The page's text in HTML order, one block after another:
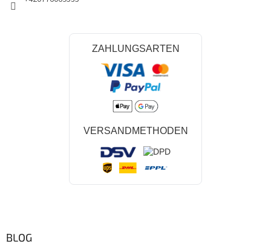
ZAHLUNGSARTEN
VERSANDMETHODEN
BLOG